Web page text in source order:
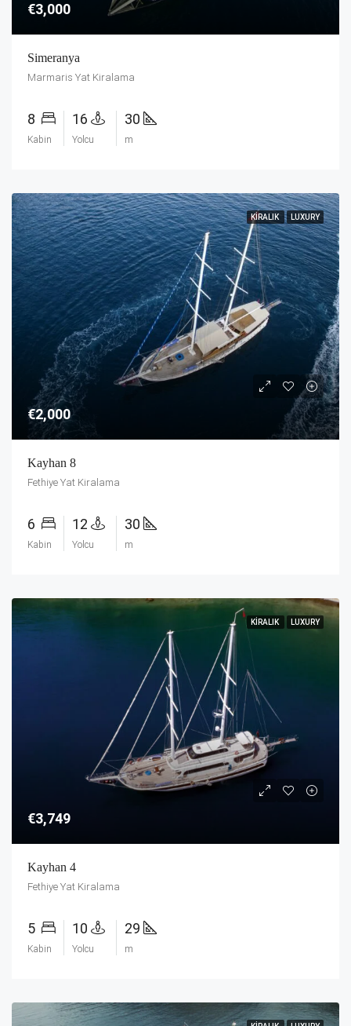
€3,000
Simeranya
Marmaris Yat Kiralama
8
Kabin
16
Yolcu
30
m
KIRALIK LUXURY
€2,000
Kayhan 8
Fethiye Yat Kiralama
6
Kabin
12
Yolcu
30
m
KIRALIK LUXURY
€3,749
Kayhan 4
Fethiye Yat Kiralama
5
Kabin
10
Yolcu
29
m